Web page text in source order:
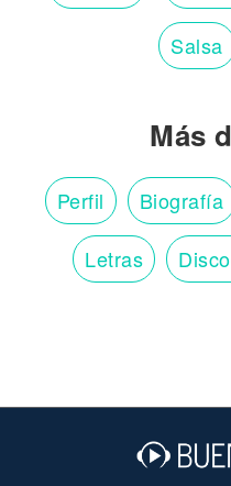
Salsa
Más
Perfil Biografía
Letras